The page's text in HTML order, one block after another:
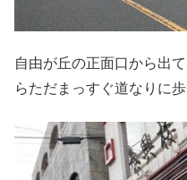
自由が丘の正面口から出
らただまっすぐ道なりに